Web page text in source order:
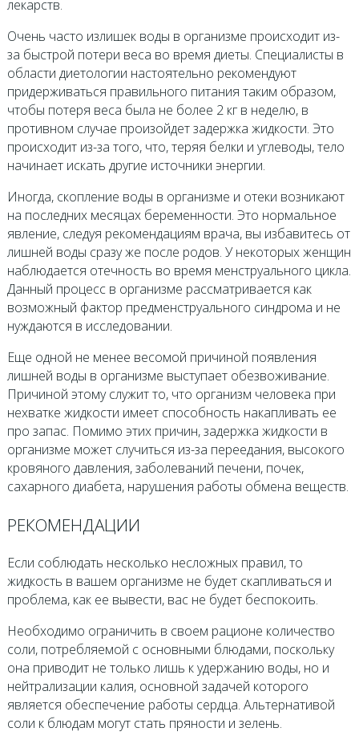
лекарств.
Очень часто излишек воды в организме происходит из-
за быстрой потери веса во время диеты. Специалисты в
области диетологии настоятельно рекомендуют
придерживаться правильного питания таким образом,
чтобы потеря веса была не более 2 кг в неделю, в
противном случае произойдет задержка жидкости. Это
происходит из-за того, что, теряя белки и углеводы, тело
начинает искать другие источники энергии.
Иногда, скопление воды в организме и отеки возникают
на последних месяцах беременности. Это нормальное
явление, следуя рекомендациям врача, вы избавитесь от
лишней воды сразу же после родов. У некоторых женщин
наблюдается отечность во время менструального цикла.
Данный процесс в организме рассматривается как
возможный фактор предменструального синдрома и не
нуждаются в исследовании.
Еще одной не менее весомой причиной появления
лишней воды в организме выступает обезвоживание.
Причиной этому служит то, что организм человека при
нехватке жидкости имеет способность накапливать ее
про запас. Помимо этих причин, задержка жидкости в
организме может случиться из-за переедания, высокого
кровяного давления, заболеваний печени, почек,
сахарного диабета, нарушения работы обмена веществ.
РЕКОМЕНДАЦИИ
Если соблюдать несколько несложных правил, то
жидкость в вашем организме не будет скапливаться и
проблема, как ее вывести, вас не будет беспокоить.
Необходимо ограничить в своем рационе количество
соли, потребляемой с основными блюдами, поскольку
она приводит не только лишь к удержанию воды, но и
нейтрализации калия, основной задачей которого
является обеспечение работы сердца. Альтернативой
соли к блюдам могут стать пряности и зелень.